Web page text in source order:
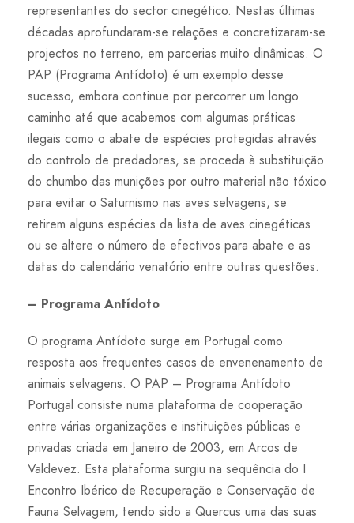
representantes do sector cinegético. Nestas últimas
décadas aprofundaram-se relações e concretizaram-se
projectos no terreno, em parcerias muito dinâmicas. O
PAP (Programa Antídoto) é um exemplo desse
sucesso, embora continue por percorrer um longo
caminho até que acabemos com algumas práticas
ilegais como o abate de espécies protegidas através
do controlo de predadores, se proceda à substituição
do chumbo das munições por outro material não tóxico
para evitar o Saturnismo nas aves selvagens, se
retirem alguns espécies da lista de aves cinegéticas
ou se altere o número de efectivos para abate e as
datas do calendário venatório entre outras questões.
– Programa Antídoto
O programa Antídoto surge em Portugal como
resposta aos frequentes casos de envenenamento de
animais selvagens. O PAP – Programa Antídoto
Portugal consiste numa plataforma de cooperação
entre várias organizações e instituições públicas e
privadas criada em Janeiro de 2003, em Arcos de
Valdevez. Esta plataforma surgiu na sequência do I
Encontro Ibérico de Recuperação e Conservação de
Fauna Selvagem, tendo sido a Quercus uma das suas